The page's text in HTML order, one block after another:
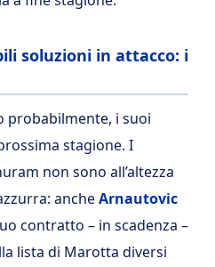
soluzioni in attacco: i
probabilmente, i suoi
stagione. I
non sono all’altezza
ancheArnautovic
contratto – in scadenza –
lista di Marotta diversi